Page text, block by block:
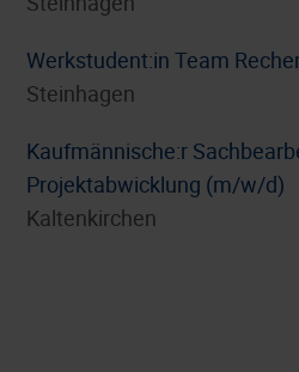
Werkstudent:in Team
Steinhagen
⁠Kaufmännische:r
Projektabwicklung (m/w/d)
Kaltenkirchen